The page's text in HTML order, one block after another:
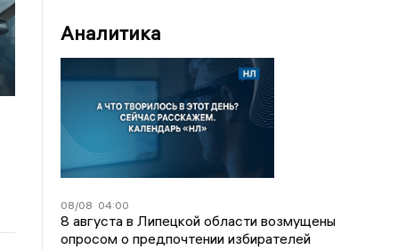
Аналитика
08/08 04:00
8 августа в Липецкой области возмущены
опросом о предпочтении избирателей